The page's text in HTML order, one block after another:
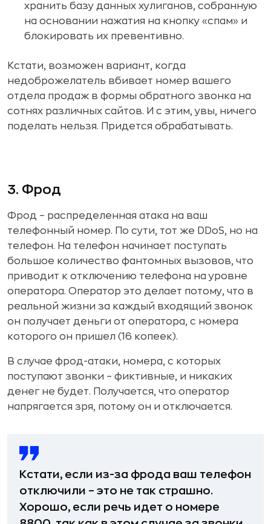
хранить базу данных хулиганов, собранную
на основании нажатия на кнопку «спам» и
блокировать их превентивно.
Кстати, возможен вариант, когда
недоброжелатель вбивает номер вашего
отдела продаж в формы обратного звонка на
сотнях различных сайтов. И с этим, увы, ничего
поделать нельзя. Придется обрабатывать.
3. Фрод
Фрод – распределенная атака на ваш
телефонный номер. По сути, тот же DDoS, но на
телефон. На телефон начинает поступать
большое количество фантомных вызовов, что
приводит к отключению телефона на уровне
оператора. Оператор это делает потому, что в
реальной жизни за каждый входящий звонок
он получает деньги от оператора, с номера
которого он пришел (16 копеек).
В случае фрод-атаки, номера, с которых
поступают звонки – фиктивные, и никаких
денег не будет. Получается, что оператор
напрягается зря, потому он и отключается.
Кстати, если из-за фрода ваш телефон
отключили – это не так страшно.
Хорошо, если речь идет о номере